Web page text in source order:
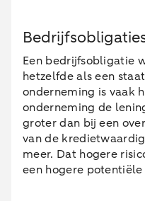
Een bedrijfsobligatie
hetzelfde als een
onderneming is vaak
onderneming de
groter dan bij een
van de
meer. Dat hogere
een hogere potentiële